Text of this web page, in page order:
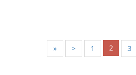
« < 1 2 3